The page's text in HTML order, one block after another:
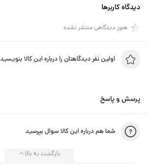
دیدگاه کاربرها
هنوز دیدگاهی منتشر نشده
اولین نفر دیدگاهتان را درباره این کالا بنویسید
پرسش و پاسخ
شما هم درباره این کالا سوال بپرسید
بازگشت به بالا